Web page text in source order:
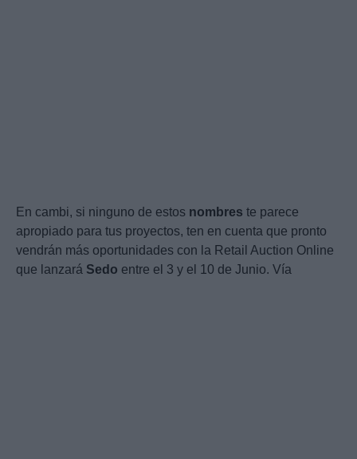
En cambi, si ninguno de estos nombres te parece
apropiado para tus proyectos, ten en cuenta que pronto
vendrán más oportunidades con la Retail Auction Online
que lanzará Sedo entre el 3 y el 10 de Junio. Vía